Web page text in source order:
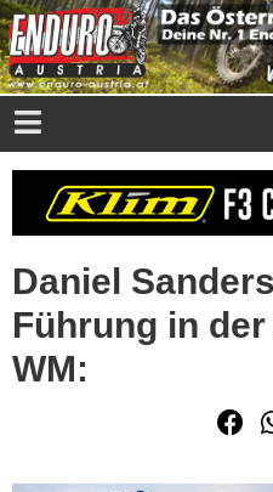
Daniel
Führung in
WM: